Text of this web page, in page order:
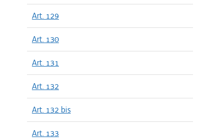
Art. 129
Art. 130
Art. 131
Art. 132
Art. 132 bis
Art. 133